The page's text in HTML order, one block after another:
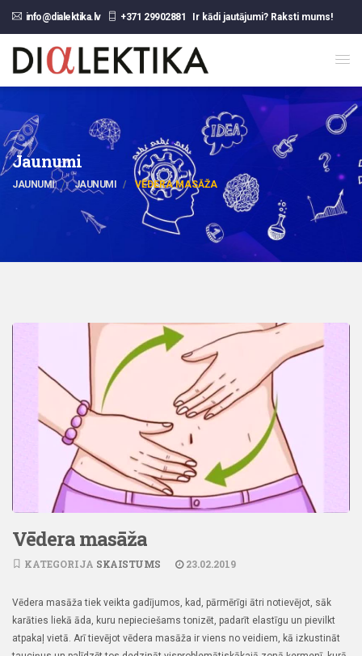
info@dialektika.lv +371 29902881 Ir kādi jautājumi? Raksti mums!
Jaunumi
JAUNUMI JAUNUMI VĒDERA MASĀŽA
Vēdera masāža
KATEGORIJA SKAISTUMS 23.02.2019
Vēdera masāža tiek veikta gadījumos, kad, pārmērīgi ātri notievējot, sāk
karāties liekā āda, kuru nepieciešams tonizēt, padarīt elastīgu un pievilkt
atpakaļ vietā. Arī tievējot vēdera masāža ir viens no veidiem, kā izkustināt